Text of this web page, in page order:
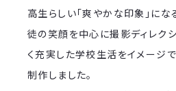
高生らしい「爽やかな印象」に
徒の笑顔を中心に撮影ディレクシ
く充実した学校生活をイメージ
制作しました。